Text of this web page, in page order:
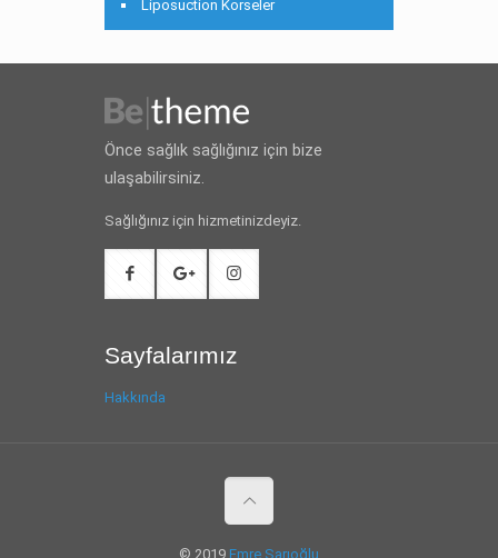
Liposuction Korseler
Önce sağlık sağlığınız için bize
ulaşabilirsiniz.
Sağlığınız için hizmetinizdeyiz.
Sayfalarımız
Hakkında
© 2019 Emre Sarıoğlu